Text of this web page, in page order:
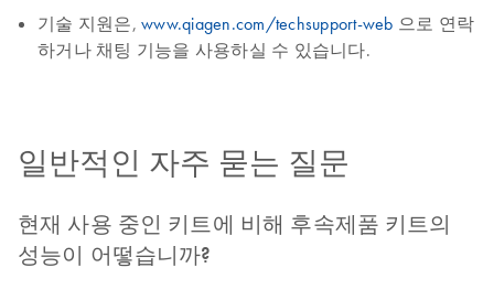
기술 지원은, www.qiagen.com/techsupport-web 으로 연락
하거나 채팅 기능을 사용하실 수 있습니다.
일반적인 자주 묻는 질문
현재 사용 중인 키트에 비해 후속제품 키트의
성능이 어떻습니까?